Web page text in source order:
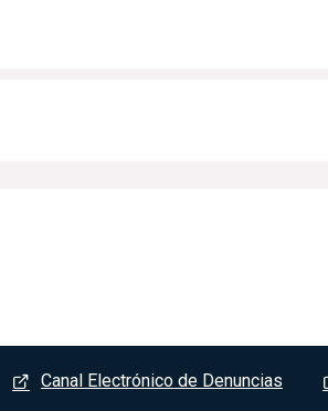
Canal Electrónico de Denuncias